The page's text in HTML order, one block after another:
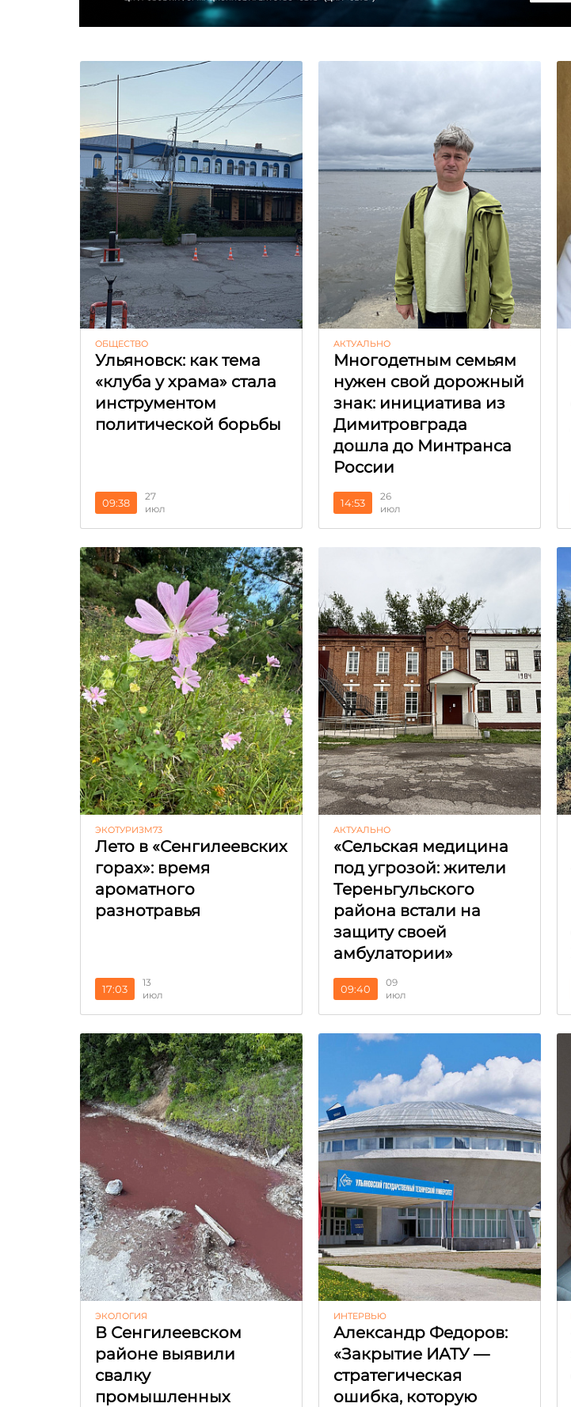
ОБЩЕСТВО
Ульяновск: как тема
«клуба у храма» стала
инструментом
политической борьбы
09:38
27
июл
АКТУАЛЬНО
Многодетным семьям
нужен свой дорожный
знак: инициатива из
Димитровграда
дошла до Минтранса
России
14:53
26
июл
ЭКОТУРИЗМ73
Лето в «Сенгилеевских
горах»: время
ароматного
разнотравья
17:03
13
июл
АКТУАЛЬНО
«Сельская медицина
под угрозой: жители
Тереньгульского
района встали на
защиту своей
амбулатории»
09:40
09
июл
ЭКОЛОГИЯ
В Сенгилеевском
районе выявили
свалку
промышленных
ИНТЕРВЬЮ
Александр Федоров:
«Закрытие ИАТУ —
стратегическая
ошибка, которую